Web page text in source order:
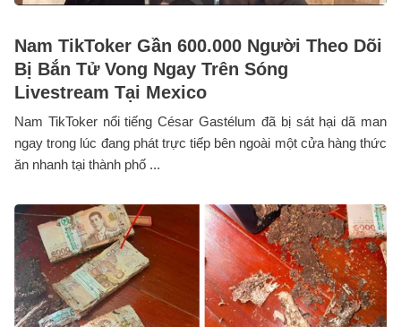
Nam TikToker Gần 600.000 Người Theo Dõi
Bị Bắn Tử Vong Ngay Trên Sóng
Livestream Tại Mexico
Nam TikToker nổi tiếng César Gastélum đã bị sát hại dã man
ngay trong lúc đang phát trực tiếp bên ngoài một cửa hàng thức
ăn nhanh tại thành phố ...